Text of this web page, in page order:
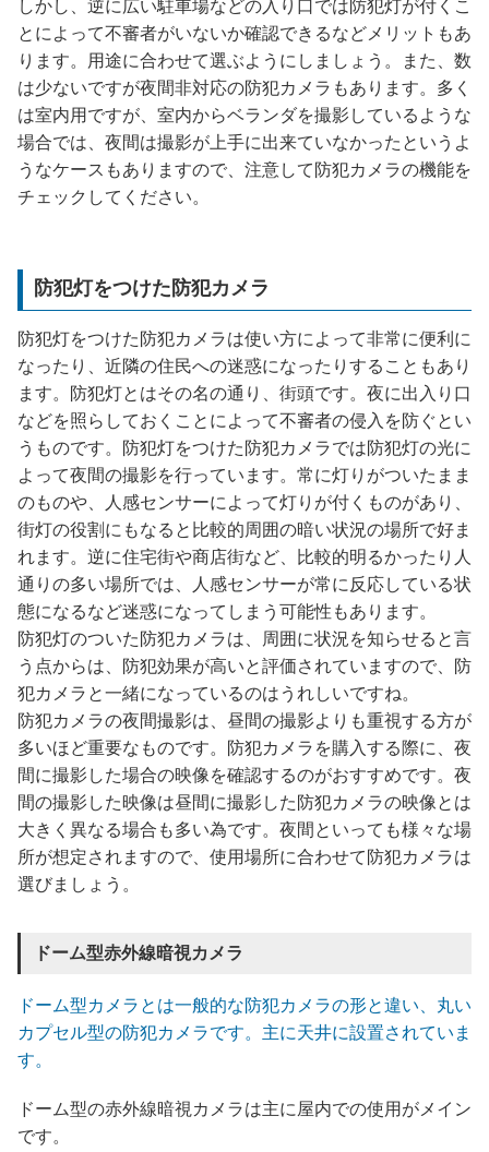
しかし、逆に広い駐車場などの入り口では防犯灯が付くこ
とによって不審者がいないか確認できるなどメリットもあ
ります。用途に合わせて選ぶようにしましょう。また、数
は少ないですが夜間非対応の防犯カメラもあります。多く
は室内用ですが、室内からベランダを撮影しているような
場合では、夜間は撮影が上手に出来ていなかったというよ
うなケースもありますので、注意して防犯カメラの機能を
チェックしてください。
防犯灯をつけた防犯カメラ
防犯灯をつけた防犯カメラは使い方によって非常に便利に
なったり、近隣の住民への迷惑になったりすることもあり
ます。防犯灯とはその名の通り、街頭です。夜に出入り口
などを照らしておくことによって不審者の侵入を防ぐとい
うものです。防犯灯をつけた防犯カメラでは防犯灯の光に
よって夜間の撮影を行っています。常に灯りがついたまま
のものや、人感センサーによって灯りが付くものがあり、
街灯の役割にもなると比較的周囲の暗い状況の場所で好ま
れます。逆に住宅街や商店街など、比較的明るかったり人
通りの多い場所では、人感センサーが常に反応している状
態になるなど迷惑になってしまう可能性もあります。
防犯灯のついた防犯カメラは、周囲に状況を知らせると言
う点からは、防犯効果が高いと評価されていますので、防
犯カメラと一緒になっているのはうれしいですね。
防犯カメラの夜間撮影は、昼間の撮影よりも重視する方が
多いほど重要なものです。防犯カメラを購入する際に、夜
間に撮影した場合の映像を確認するのがおすすめです。夜
間の撮影した映像は昼間に撮影した防犯カメラの映像とは
大きく異なる場合も多い為です。夜間といっても様々な場
所が想定されますので、使用場所に合わせて防犯カメラは
選びましょう。
ドーム型赤外線暗視カメラ
ドーム型カメラとは一般的な防犯カメラの形と違い、丸い
カプセル型の防犯カメラです。主に天井に設置されていま
す。
ドーム型の赤外線暗視カメラは主に屋内での使用がメイン
です。